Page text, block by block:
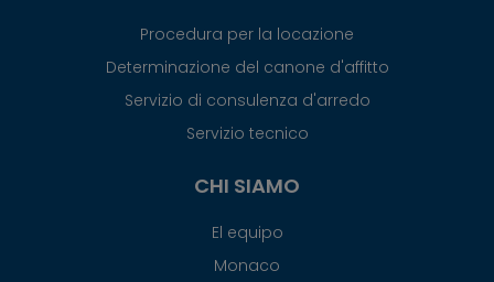
Procedura per la locazione
Determinazione del canone d'affitto
Servizio di consulenza d'arredo
Servizio tecnico
CHI SIAMO
El equipo
Monaco